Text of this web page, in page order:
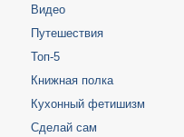
Видео
Путешествия
Топ-5
Книжная полка
Кухонный фетишизм
Сделай сам